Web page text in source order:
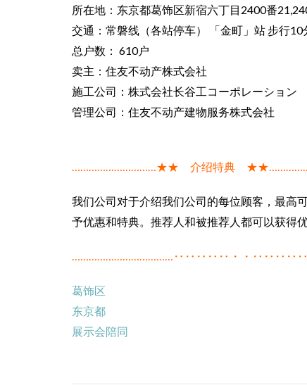
所在地：东京都葛饰区新宿六丁目2400番
交通：常磐线（各站停车） 「金町」站 步行10
总户数： 610户
卖主：住友不动产株式会社
施工公司：株式会社长谷工コーポレーション
管理公司：住友不动产建物服务株式会社
…………………………★★ 介绍特典
我们公司对于介绍我们公司的每位顾客，最高
予优惠和特典。推荐人和被推荐人都可以获得
………………………………‥‥‥‥‥・・
葛饰区
东京都
展示会陪同